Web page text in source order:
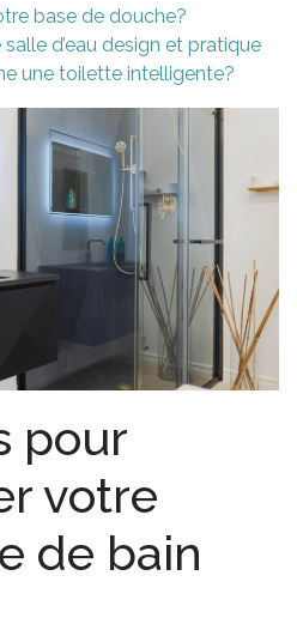
base de douche?
salle d’eau design et pratique
une toilette intelligente?
pour
votre
de bain